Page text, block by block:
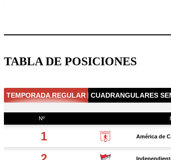
TABLA DE POSICIONES